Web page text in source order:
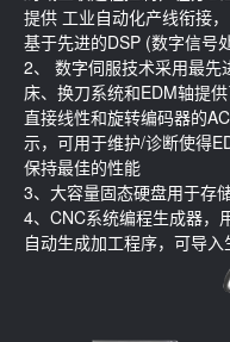
提供 工业自动化产线衔接
基于先进的DSP (数字信号
2、 数字伺服技术采用最先
床、换刀系统和EDM轴提
直接线性和旋转编码器的
示，可用于维护/诊断使得
保持最佳的性能
3、大容量固态硬盘用于存
4、CNC系统编程生成器，
自动生成加工程序，可导